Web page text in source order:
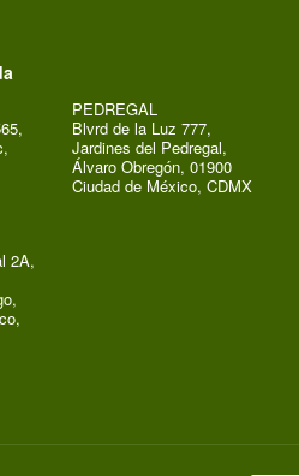
2A,
PEDREGAL
Blvrd de la Luz 777,
Jardines del Pedregal,
Álvaro Obregón, 01900
Ciudad de México, CDMX